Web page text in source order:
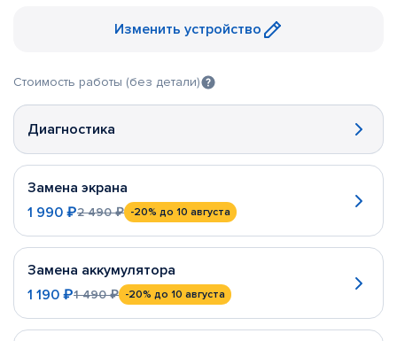
Изменить устройство
Стоимость работы (без детали)
Диагностика
Замена экрана
1 990 ₽2 490 ₽ -20% до 10 августа
Замена аккумулятора
1 190 ₽1 490 ₽ -20% до 10 августа